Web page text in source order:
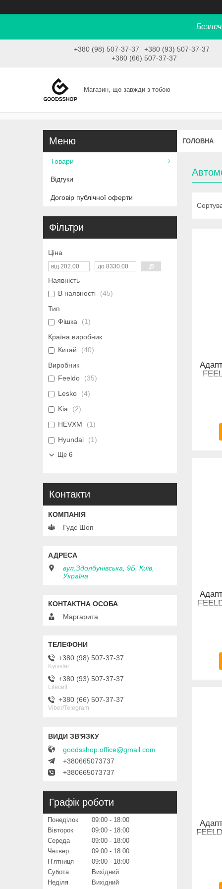
+380 (98) 507-37-37
+380 (93) 507-37-37
+380 (66) 507-37-37
Магазин, що завжди з тобою
ГОЛОВНА
Товари
Відгуки
Договір публічної оферти
Фільтри
Ціна
Наявність
В наявності
45
Тип
Фішка
1
Країна виробник
Китай
40
Виробник
Feeldo
35
Lesko
4
Kia
2
HEVXM
1
Hyundai
1
Ще 6
Контакти
Гудс Шоп
вул.Здолбунівська, 9Б, Київ,
Україна
Маргарита
+380 (98) 507-37-37
Kyivstar
+380 (93) 507-37-37
Lifecell
+380 (66) 507-37-37
Viber/Telegram
goodsshop.office@gmail.com
+380665073737
+380665073737
Графік роботи
Понеділок 09:00
18:00
Вівторок
09:00
18:00
Середа
09:00
18:00
Четвер
09:00
18:00
Пʼятниця
09:00
18:00
Субота
Вихідний
Неділя
Вихідний